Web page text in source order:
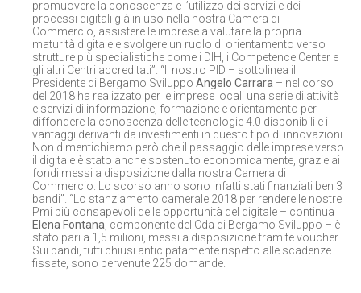
promuovere la conoscenza e l’utilizzo dei servizi e dei
processi digitali già in uso nella nostra Camera di
Commercio, assistere le imprese a valutare la propria
maturità digitale e svolgere un ruolo di orientamento verso
strutture più specialistiche come i DIH, i Competence Center e
gli altri Centri accreditati”. “Il nostro PID – sottolinea il
Presidente di Bergamo Sviluppo Angelo Carrara – nel corso
del 2018 ha realizzato per le imprese locali una serie di attività
e servizi di informazione, formazione e orientamento per
diffondere la conoscenza delle tecnologie 4.0 disponibili e i
vantaggi derivanti da investimenti in questo tipo di innovazioni.
Non dimentichiamo però che il passaggio delle imprese verso
il digitale è stato anche sostenuto economicamente, grazie ai
fondi messi a disposizione dalla nostra Camera di
Commercio. Lo scorso anno sono infatti stati finanziati ben 3
bandi”. “Lo stanziamento camerale 2018 per rendere le nostre
Pmi più consapevoli delle opportunità del digitale – continua
Elena Fontana , componente del Cda di Bergamo Sviluppo – è
stato pari a 1,5 milioni, messi a disposizione tramite voucher.
Sui bandi, tutti chiusi anticipatamente rispetto alle scadenze
fissate, sono pervenute 225 domande.